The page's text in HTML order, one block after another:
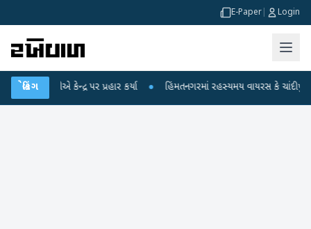
E-Paper Login
બ્રેકિંગ
કેન્દ્ર પર પ્રહાર કર્યા ● હિંમતનગરમાં રહસ્યમય વાયરસ કે ચાંદીપુરા? 6 બાળકોના